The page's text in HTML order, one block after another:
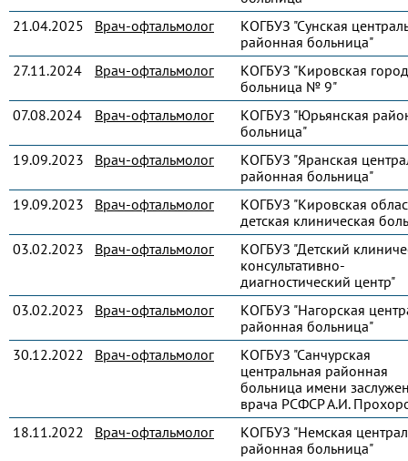
21.04.2025
Врач-офтальмолог
КОГБУЗ "Сунская
районная больница"
27.11.2024
Врач-офтальмолог
КОГБУЗ "Кировская
больница № 9"
07.08.2024
Врач-офтальмолог
КОГБУЗ "Юрьянская
больница"
19.09.2023
Врач-офтальмолог
КОГБУЗ "Яранская
районная больница"
19.09.2023
Врач-офтальмолог
КОГБУЗ "Кировская
детская клиническая
03.02.2023
Врач-офтальмолог
КОГБУЗ "Детский
консультативно-
диагностический центр"
03.02.2023
Врач-офтальмолог
КОГБУЗ "Нагорская
районная больница"
30.12.2022
Врач-офтальмолог
КОГБУЗ "Санчурская
центральная районная
больница имени
врача РСФСР А.И.
18.11.2022
Врач-офтальмолог
КОГБУЗ "Немская
районная больница"